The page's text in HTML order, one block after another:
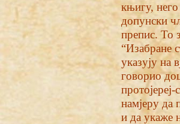
књигу, него
допунски
препис. То
“Изабране
указују на
говорио
намјеру да
и да укаже